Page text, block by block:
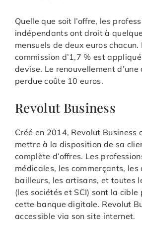
Quelle que soit l’offre, les
indépendants ont droit à
mensuels de deux euros chacun.
commission d’1,7 % est
devise. Le renouvellement d’une
perdue coûte 10 euros.
Revolut Business
Créé en 2014, Revolut Business
mettre à la disposition de sa
complète d’offres. Les
médicales, les commerçants, les
bailleurs, les artisans, et toutes
(les sociétés et SCI) sont la cible
cette banque digitale. Revolut
accessible via son site internet.